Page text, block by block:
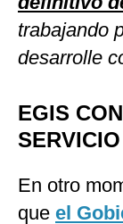
trabajando
desarrolle
EGIS
SERVICIO
En otro
que el